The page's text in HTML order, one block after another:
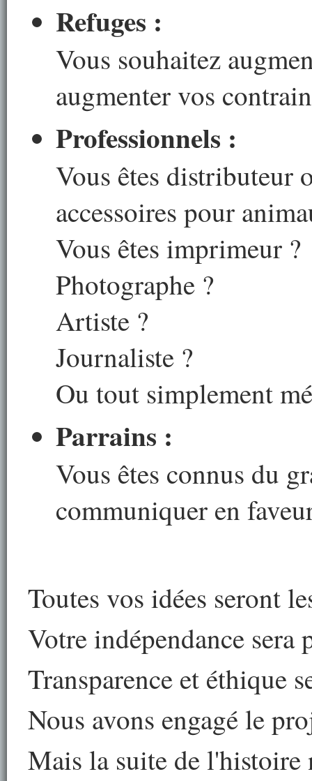
Refuges :
Vous souhaitez
augmenter vos
Professionnels :
Vous êtes distributeur
accessoires pour
Vous êtes imprimeur ?
Photographe ?
Artiste ?
Journaliste ?
Ou tout simplement
Parrains :
Vous êtes connus du
communiquer en
Toutes vos idées seront
Votre indépendance sera
Transparence et éthique
Nous avons engagé le
Mais la suite de l'histoire